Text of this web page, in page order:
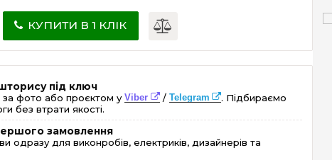
КУПИТИ В 1 КЛІК
під ключ
фото або проєктом уViber / Telegram
. Підбираємо
без втрати якості.
замовлення
одразу для виконробів, електриків, дизайнерів та